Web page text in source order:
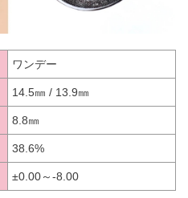
ワンデー
14.5㎜ / 13.9㎜
8.8㎜
38.6%
±0.00～-8.00